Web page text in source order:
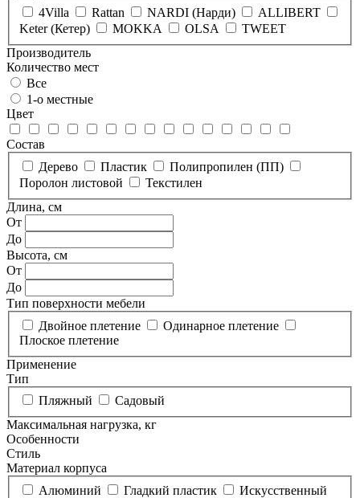
4Villa
Rattan NARDI (Нарди)
ALLIBERT
Keter (Кетер)
MOKKA OLSA
TWEET
Производитель
Количество мест
Все
1-о местные
Цвет
Состав
Дерево
Пластик
Полипропилен (ПП)
Поролон листовой
Текстилен
Длина, см
От
До
Высота, см
От
До
Тип поверхности мебели
Двойное плетение
Одинарное плетение
Плоское плетение
Применение
Тип
Пляжный
Садовый
Максимальная нагрузка, кг
Особенности
Стиль
Материал корпуса
Алюминий
Гладкий пластик
Искусственный